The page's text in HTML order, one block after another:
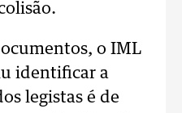
o IML
identificar a
legistas é de